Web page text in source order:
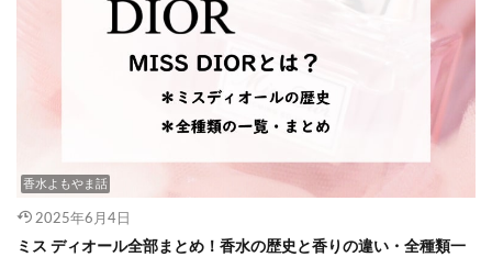
香水よもやま話
2025年6月4日
ミス ディオール全部まとめ！香水の歴史と香りの違い・全種類一